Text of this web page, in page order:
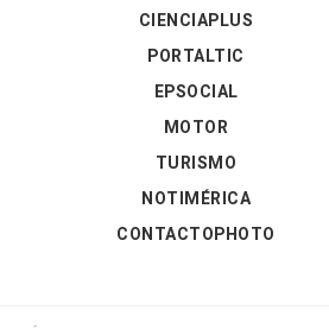
CIENCIAPLUS
PORTALTIC
EPSOCIAL
MOTOR
TURISMO
NOTIMÉRICA
CONTACTOPHOTO